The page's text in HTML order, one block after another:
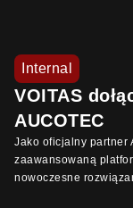
Internal
VOITAS
AUCOTEC
Jako oficjalny partner
zaawansowaną
nowoczesne